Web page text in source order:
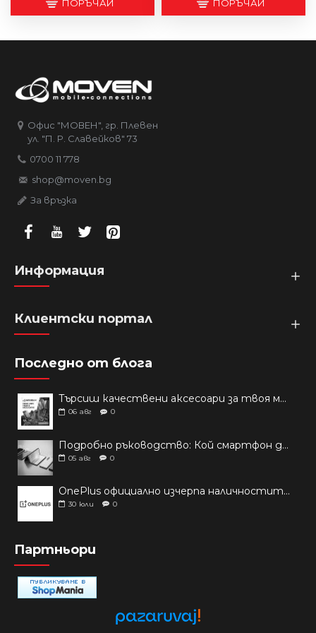
ПОРЪЧАЙ ПОРЪЧАЙ
Офис "МОВЕН", гр. Плевен
ул. "П. Р. Славейков" 73
0700 11 778
shop@moven.bg
За връзка
Информация
Клиентски портал
Последно от блога
Търсиш качествени аксесоари за твоя модел? Как правилно да защитим новия си смартфон: Ръководство за аксесоари през 2026 г.
06 авг 0
Подробно ръководство: Кой смартфон да купиш през 2026 г.?
05 авг 0
OnePlus официално изчерпа наличностите си от телефони на основни пазари
30 юли 0
Партньори